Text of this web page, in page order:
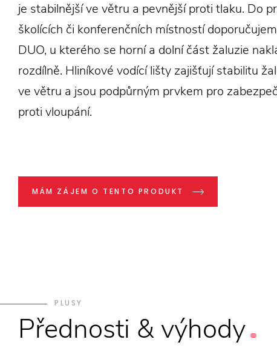
je stabilnější ve větru a pevnější proti tlaku. Do
školících či konferenčních místností
DUO, u kterého se horní a dolní část žaluzie
rozdílně. Hliníkové vodící lišty zajišťují stabilitu
ve větru a jsou podpůrným prvkem pro
proti vloupání.
MÁM ZÁJEM O TENTO PRODUKT
PLUSY
Přednosti &výhody